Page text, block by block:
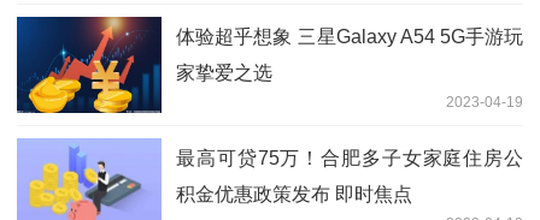
体验超乎想象 三星Galaxy A54 5G手游玩
家挚爱之选
2023-04-19
最高可贷75万！合肥多子女家庭住房公
积金优惠政策发布 即时焦点